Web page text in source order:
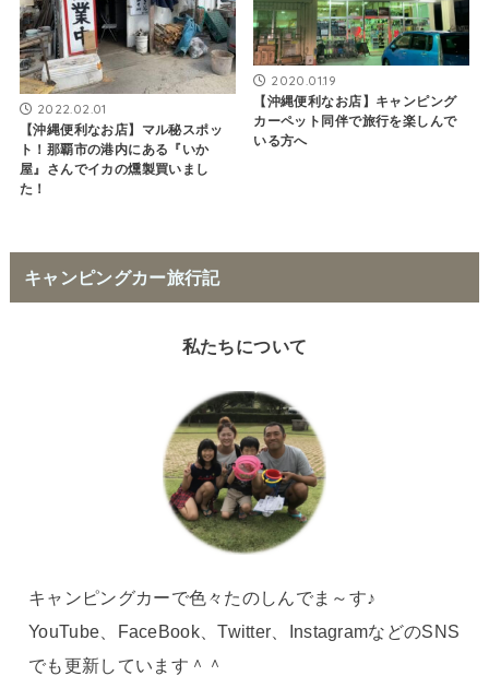
2022.02.01
【沖縄便利なお店】マル秘スポッ
ト！那覇市の港内にある『いか
屋』さんでイカの燻製買いまし
た！
2020.01.19
【沖縄便利なお店】キャンピング
カーペット同伴で旅行を楽しんで
いる方へ
キャンピングカー旅行記
私たちについて
キャンピングカーで色々たのしんでま～す♪
YouTube、FaceBook、Twitter、InstagramなどのSNS
でも更新しています＾＾